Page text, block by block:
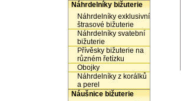
Náhrdelníky bižuterie
Náhrdelníky exklusivní
štrasové bižuterie
Náhrdelníky svatební
bižuterie
Přívěsky bižuterie na
různém řetízku
Obojky
Náhrdelníky z korálků
a perel
Náušnice bižuterie